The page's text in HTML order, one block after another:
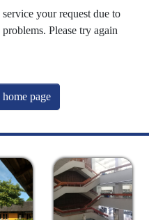
your request due to
Please try again
page